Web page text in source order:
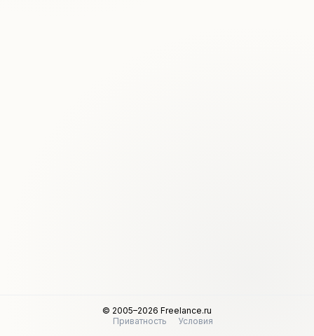
© 2005–2026 Freelance.ru
Приватность
Условия